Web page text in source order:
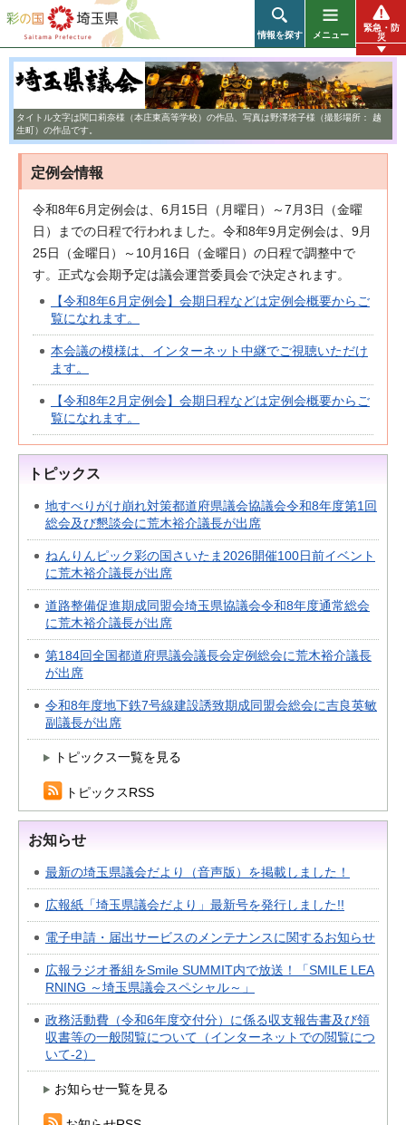
彩の国 埼玉県
情報を探す メニュー
緊急・防
災
タイトル文字は関口莉奈様（本庄東高等学校）の作品、写真は野澤塔子様（撮影場所： 越
生町）の作品です。
定例会情報
令和8年6月定例会は、6月15日（月曜日）～7月3日（金曜
日）までの日程で行われました。令和8年9月定例会は、9月
25日（金曜日）～10月16日（金曜日）の日程で調整中で
す。正式な会期予定は議会運営委員会で決定されます。
【令和8年6月定例会】会期日程などは定例会概要からご
覧になれます。
本会議の模様は、インターネット中継でご視聴いただけ
ます。
【令和8年2月定例会】会期日程などは定例会概要からご
覧になれます。
トピックス
地すべりがけ崩れ対策都道府県議会協議会令和8年度第1回
総会及び懇談会に荒木裕介議長が出席
ねんりんピック彩の国さいたま2026開催100日前イベント
に荒木裕介議長が出席
道路整備促進期成同盟会埼玉県協議会令和8年度通常総会
に荒木裕介議長が出席
第184回全国都道府県議会議長会定例総会に荒木裕介議長
が出席
令和8年度地下鉄7号線建設誘致期成同盟会総会に吉良英敏
副議長が出席
トピックス一覧を見る
トピックスRSS
お知らせ
最新の埼玉県議会だより（音声版）を掲載しました！
広報紙「埼玉県議会だより」最新号を発行しました!!
電子申請・届出サービスのメンテナンスに関するお知らせ
広報ラジオ番組をSmile SUMMIT内で放送！「SMILE LEA
RNING ～埼玉県議会スペシャル～」
政務活動費（令和6年度交付分）に係る収支報告書及び領
収書等の一般閲覧について（インターネットでの閲覧につ
いて-2）
お知らせ一覧を見る